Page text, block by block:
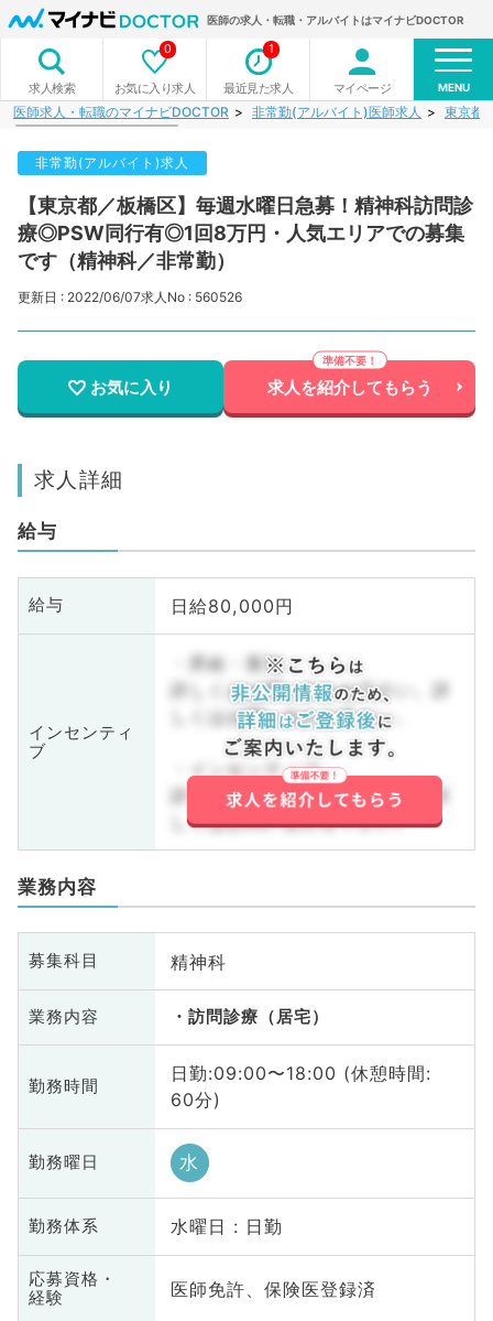
医師の求人・転職・アルバイトはマイナビDOCTOR
求人検索 お気に入り求人
0
最近見た求人
1
マイページ MENU
医師求人・転職のマイナビDOCTOR 非常勤(アルバイト)医師求人 東京都
非常勤(アルバイト)求人
【東京都／板橋区】毎週水曜日急募！精神科訪問診
療◎PSW同行有◎1回8万円・人気エリアでの募集
です（精神科／非常勤）
更新日 : 2022/06/07求人No : 560526
お気に入り 求人を紹介してもらう
求人詳細
給与
給与 日給80,000円
インセンティ
ブ
・昇給・賞与
詳しくはお問い合わせ下さい。詳
しくはお問い合わせ下さい。
・インセンティブ
詳しくはお問い合わせ下さい。詳
しくはお問い合わせ下さい。
業務内容
募集科目 精神科
業務内容 訪問診療（居宅）
勤務時間
日勤:09:00〜18:00 (休憩時間:
60分)
勤務曜日 水
勤務体系 水曜日 : 日勤
応募資格・
経験
医師免許、保険医登録済